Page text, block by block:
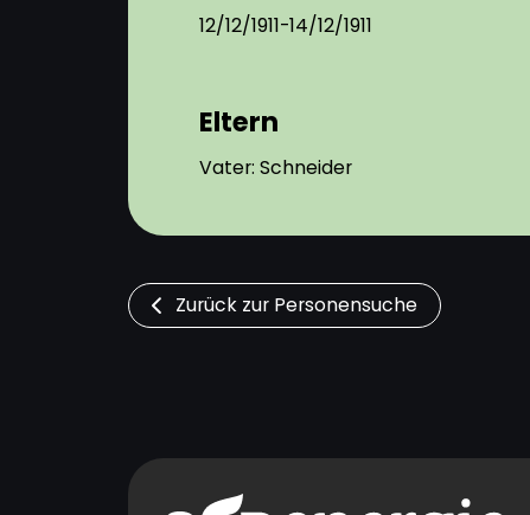
12/12/1911-14/12/1911
Eltern
Vater: Schneider
Zurück zur Personensuche